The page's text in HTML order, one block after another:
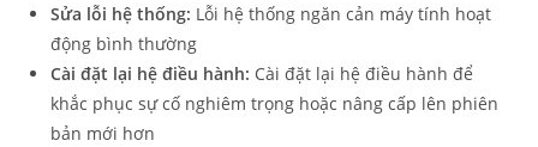
Sửa lỗi hệ thống: Lỗi hệ thống ngăn cản máy tính hoạt
động bình thường
Cài đặt lại hệ điều hành: Cài đặt lại hệ điều hành để
khắc phục sự cố nghiêm trọng hoặc nâng cấp lên phiên
bản mới hơn